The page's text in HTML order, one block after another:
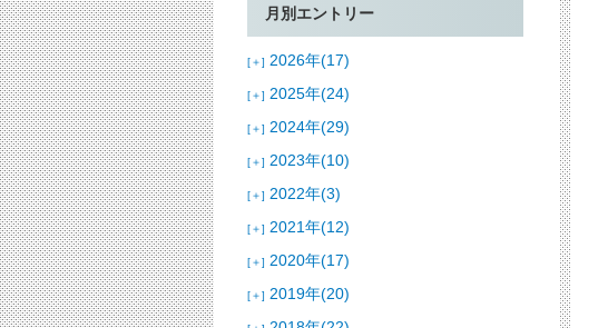
月別エントリー
[＋] 2026年(17)
[＋] 2025年(24)
[＋] 2024年(29)
[＋] 2023年(10)
[＋] 2022年(3)
[＋] 2021年(12)
[＋] 2020年(17)
[＋] 2019年(20)